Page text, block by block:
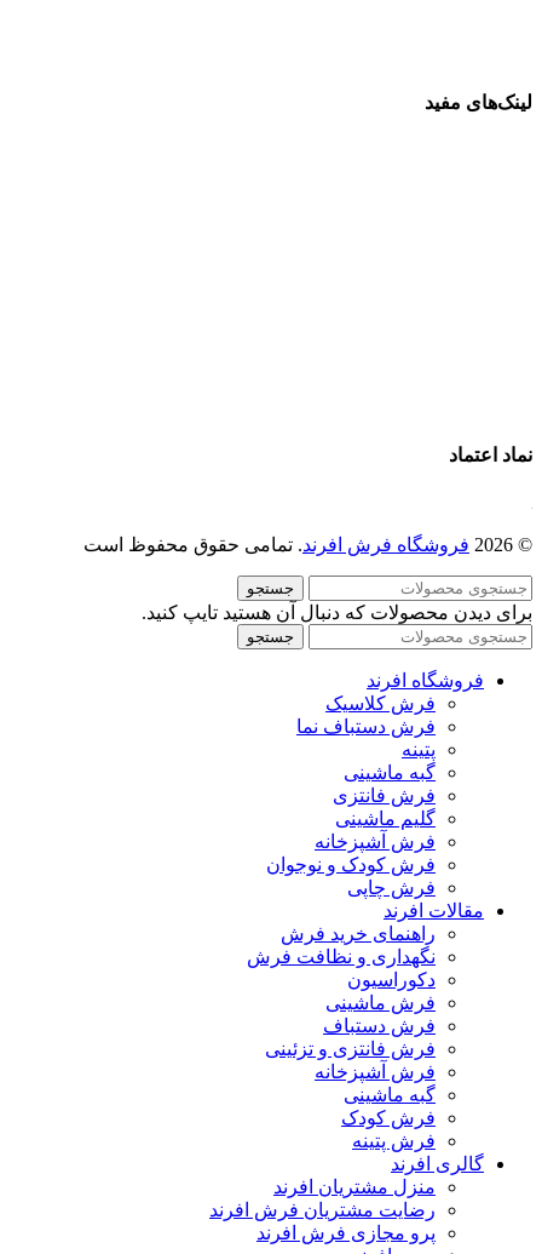
لینک‌های مفید
نماد اعتماد
© 2026 فروشگاه فرش افرند. تمامی حقوق محفوظ است
جستجو
برای دیدن محصولات که دنبال آن هستید تایپ کنید.
جستجو
فروشگاه افرند
فرش کلاسیک
فرش دستباف نما
پتینه
گبه ماشینی
فرش فانتزی
گلیم ماشینی
فرش آشپزخانه
فرش کودک و نوجوان
فرش چاپی
مقالات افرند
راهنمای خرید فرش
نگهداری و نظافت فرش
دکوراسیون
فرش ماشینی
فرش دستباف
فرش فانتزی و تزئینی
فرش آشپزخانه
گبه ماشینی
فرش کودک
فرش پتینه
گالری افرند
منزل مشتریان افرند
رضایت مشتریان فرش افرند
پرو مجازی فرش افرند